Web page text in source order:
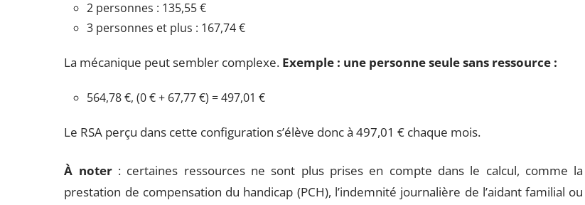
2 personnes : 135,55 €
3 personnes et plus : 167,74 €
La mécanique peut sembler complexe. Exemple : une personne seule sans ressource :
564,78 €, (0 € + 67,77 €) = 497,01 €
Le RSA perçu dans cette configuration s’élève donc à 497,01 € chaque mois.
À noter: certaines ressources ne sont plus prises en compte dans le calcul, comme la
prestation de compensation du handicap (PCH), l’indemnité journalière de l’aidant familial ou